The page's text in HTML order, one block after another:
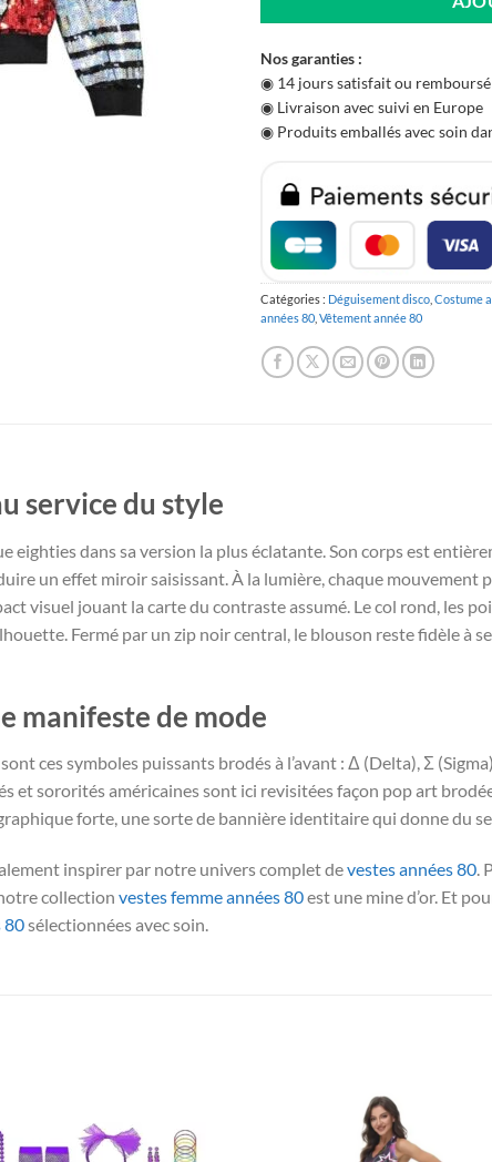
Nos garanties :
◉ 14 jours satisfait ou remboursé
◉ Livraison avec suivi en Europe
◉ Produits emballés avec soin
Catégories : Déguisement disco Costume
années 80 Vêtement année 80
service du style
eighties dans sa version la plus éclatante. Son corps est
un effet miroir saisissant. À la lumière, chaque mouvement
visuel jouant la carte du contraste assumé. Le col rond, les
Fermé par un zip noir central, le blouson reste fidèle à
manifeste de mode
ces symboles puissants brodés à l’avant : Δ (Delta), Σ
et sororités américaines sont ici revisitées façon pop art
forte, une sorte de bannière identitaire qui donne du
inspirer par notre univers complet devestes années 80.
collection vestes femme années 80est une mine d’or. Et
80sélectionnées avec soin.